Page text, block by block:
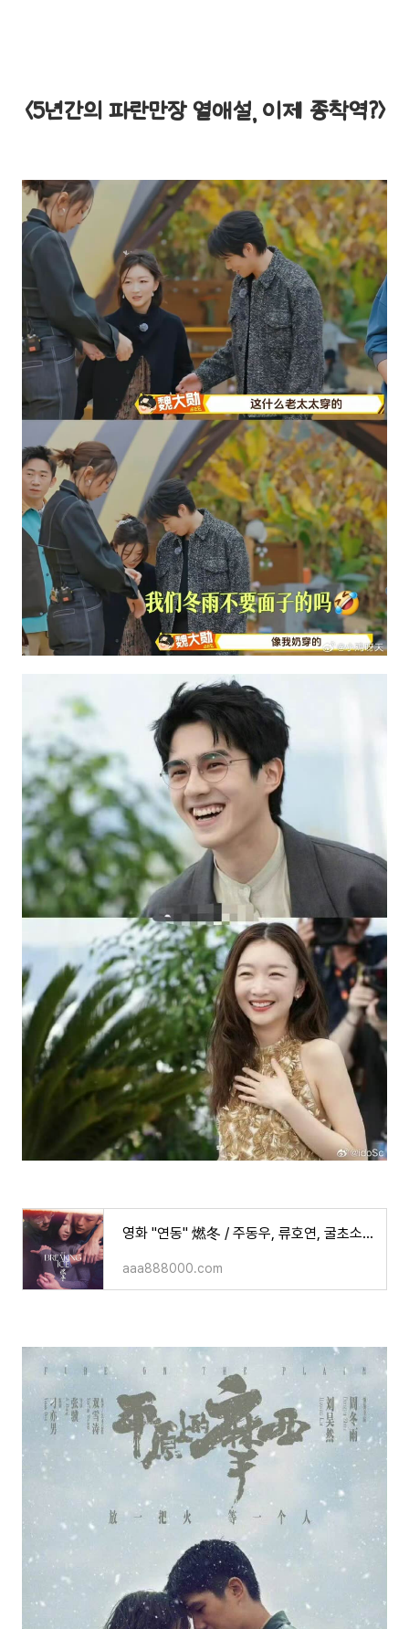
<5년간의 파란만장 열애설, 이제 종착역?>
영화 "연동" 燃冬 / 주동우, 류호연, 굴초소 주연/ 소개/무대인사
aaa888000.com